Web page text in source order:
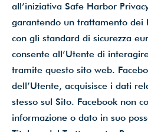
all’iniziativa Safe Harbor
garantendo un trattamento dei
con gli standard di sicurezza
consente all’Utente di
tramite questo sito web.
dell’Utente, acquisisce i dati
stesso sul Sito. Facebook non
informazione o dato in suo